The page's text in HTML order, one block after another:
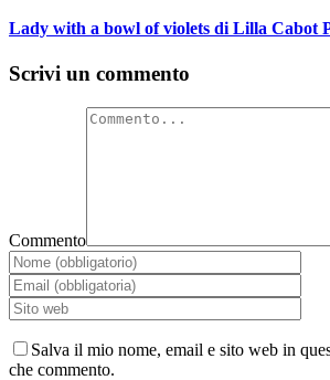
Lady with a bowl of violets di Lilla Cabot
Scrivi un commento
Commento
Salva il mio nome, email e sito web in
che commento.